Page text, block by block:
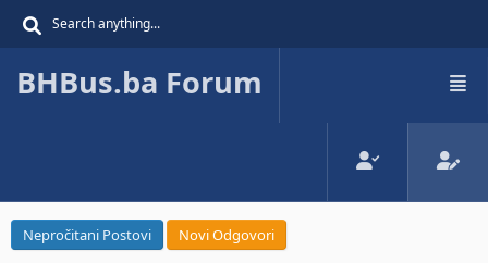
BHBus.ba Forum
Nepročitani Postovi Novi Odgovori